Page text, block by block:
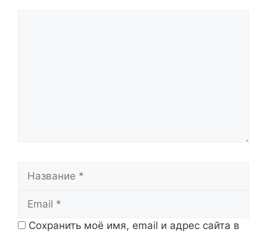
Сохранить моё имя, email и адрес сайта в